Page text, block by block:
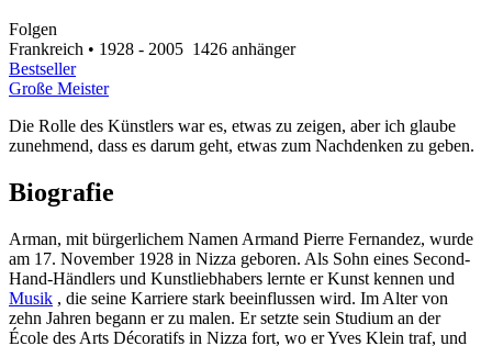
Folgen
Frankreich • 1928 - 2005 1426 anhänger
Bestseller
Große Meister
Die Rolle des Künstlers war es, etwas zu zeigen, aber ich glaube
zunehmend, dass es darum geht, etwas zum Nachdenken zu geben.
Biografie
Arman, mit bürgerlichem Namen Armand Pierre Fernandez, wurde
am 17. November 1928 in Nizza geboren. Als Sohn eines Second-
Hand-Händlers und Kunstliebhabers lernte er Kunst kennen und
Musik , die seine Karriere stark beeinflussen wird. Im Alter von
zehn Jahren begann er zu malen. Er setzte sein Studium an der
École des Arts Décoratifs in Nizza fort, wo er Yves Klein traf, und